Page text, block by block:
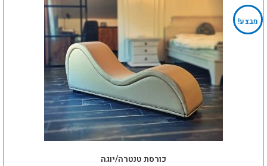
מבצע!
כורסת טנטרה/יוגה